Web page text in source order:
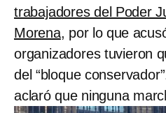
trabajadores del Poder
Morena, por lo que
organizadores tuvieron
del “bloque
aclaró que ninguna